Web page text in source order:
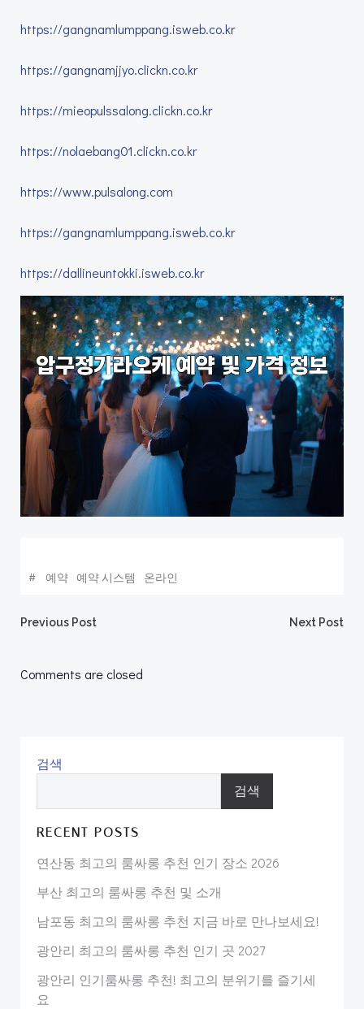
https://gangnamlumppang.isweb.co.kr
https://gangnamjjyo.clickn.co.kr
https://mieopulssalong.clickn.co.kr
https://nolaebang01.clickn.co.kr
https://www.pulsalong.com
https://gangnamlumppang.isweb.co.kr
https://dallineuntokki.isweb.co.kr
# 예약 예약 시스템 온라인
Post
navigation
Previous Post Next Post
Comments are closed
검색
검색
RECENT POSTS
연산동 최고의 룸싸롱 추천 인기 장소 2026
부산 최고의 룸싸롱 추천 및 소개
남포동 최고의 룸싸롱 추천 지금 바로 만나보세요!
광안리 최고의 룸싸롱 추천 인기 곳 2027
광안리 인기룸싸롱 추천! 최고의 분위기를 즐기세
요